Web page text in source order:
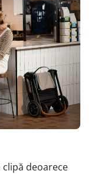
clipă deoarece